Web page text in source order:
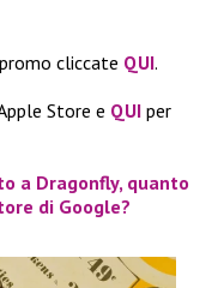
cliccate QUI.
Store e QUI per
a Dragonfly, quanto
di Google?